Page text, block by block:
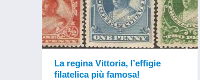
La regina Vittoria, l’effigie
filatelica più famosa!